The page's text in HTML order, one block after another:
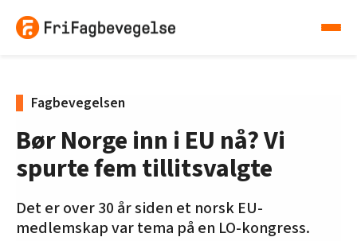
Fagbevegelsen
Bør Norge inn i EU nå? Vi
spurte fem tillitsvalgte
Det er over 30 år siden et norsk EU-
medlemskap var tema på en LO-kongress.